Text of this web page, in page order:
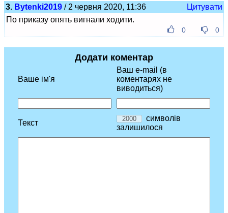
3. Bytenki2019 / 2 червня 2020, 11:36
Цитувати
По приказу опять вигнали ходити.
0 0
Додати коментар
Ваше ім'я
Ваш e-mail (в
коментарях не
виводиться)
Текст
символів
залишилося